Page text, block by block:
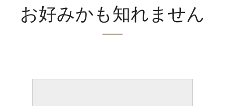
お好みかも知れません